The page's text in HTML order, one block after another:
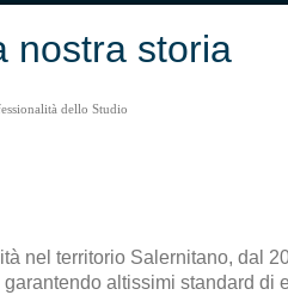
nostra storia
dello Studio
nel territorio Salernitano, dal
altissimi standard di